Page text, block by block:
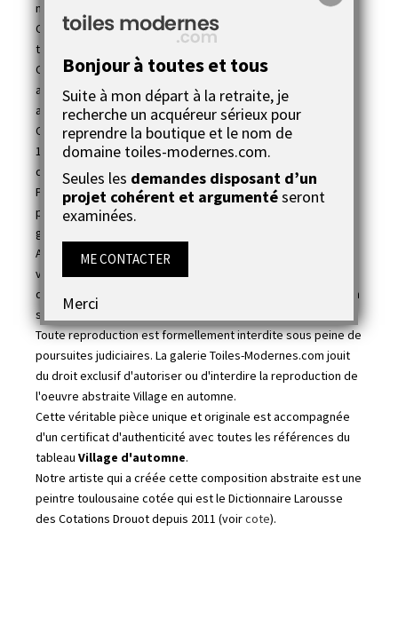
nature et accueillant.
C’est uneréalisation abstraitequi peut se marier avec
toute les couleurs et tous les styles de déco.
Cette création abstraite a l’avantage d’avoir un prix très
abordable car elle sort directement de l’atelier de notre
artiste dans la région toulousaine.
Cette réalisation artistique a été réalisée sur une toile en
100 % coton tendue sur un châssis en bois avec les
dimensions suivantes : 40x60 cm.
Pour ce tableau d’art abstrait, Joëlle Caria a utilisé une
peinture acrylique extra fine haut de gamme (marron, blanc,
gris, taupe, rouge, noir...)
A la fin de son travail, laplasticienne
vernis acrylique de qualité dessus afin de protèger l'oeuvre
dans le temps des UV et de faciliter l'entretien du tableau (un
simple chiffon doux suffit).
Toute reproduction est formellement interdite sous peine de
poursuites judiciaires. La galerie Toiles-Modernes.com jouit
du droit exclusif d'autoriser ou d'interdire la reproduction de
l'oeuvre abstraite Village en automne.
Cette véritable pièce unique et originale est accompagnée
d'un certificat d'authenticité avec toutes les références du
tableau Village d'automne.
Notre artiste qui a créée cette composition abstraite est une
peintre toulousaine cotée qui est le Dictionnaire Larousse
des Cotations Drouot depuis 2011 (voircote).
Bonjour à toutes et tous
Suite à mon départ à la retraite, je
recherche un acquéreur sérieux pour
reprendre la boutique et le nom de
domaine toiles-modernes.com.
Seules les demandes disposant d’un
projet cohérent et argumentéseront
examinées.
ME CONTACTER
Merci